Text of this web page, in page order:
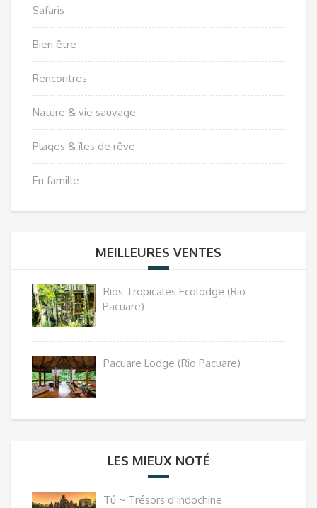
Safaris
Bien être
Rencontres
Nature & vie sauvage
Plages & îles de rêve
En famille
MEILLEURES VENTES
Rios Tropicales Ecolodge (Rio
Pacuare)
Pacuare Lodge (Rio Pacuare)
LES MIEUX NOTÉ
Tú ~ Trésors d'Indochine